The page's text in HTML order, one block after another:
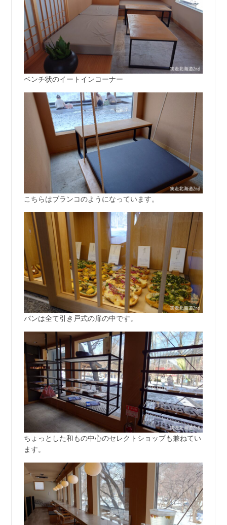
ベンチ状のイートインコーナー
こちらはブランコのようになっています。
パンは全て引き戸式の扉の中です。
ちょっとした和もの中心のセレクトショップも兼ねてい
ます。